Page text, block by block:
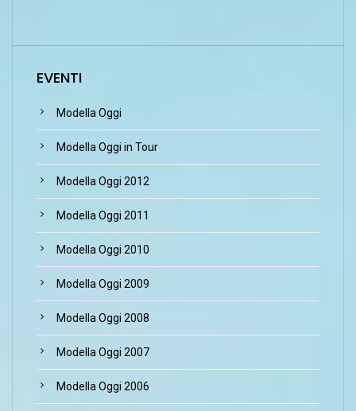
EVENTI
Modella Oggi
Modella Oggi in Tour
Modella Oggi 2012
Modella Oggi 2011
Modella Oggi 2010
Modella Oggi 2009
Modella Oggi 2008
Modella Oggi 2007
Modella Oggi 2006